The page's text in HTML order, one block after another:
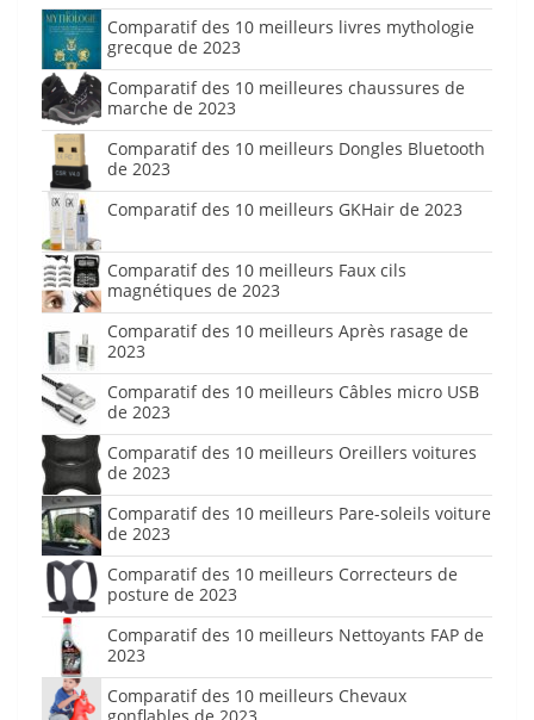
Comparatif des 10 meilleurs livres mythologie
grecque de 2023
Comparatif des 10 meilleures chaussures de
marche de 2023
Comparatif des 10 meilleurs Dongles Bluetooth
de 2023
Comparatif des 10 meilleurs GKHair de 2023
Comparatif des 10 meilleurs Faux cils
magnétiques de 2023
Comparatif des 10 meilleurs Après rasage de
2023
Comparatif des 10 meilleurs Câbles micro USB
de 2023
Comparatif des 10 meilleurs Oreillers voitures
de 2023
Comparatif des 10 meilleurs Pare-soleils voiture
de 2023
Comparatif des 10 meilleurs Correcteurs de
posture de 2023
Comparatif des 10 meilleurs Nettoyants FAP de
2023
Comparatif des 10 meilleurs Chevaux